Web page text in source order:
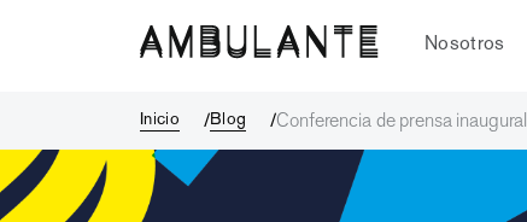
Nosotros
Inicio Blog Conferencia de prensa inaugural